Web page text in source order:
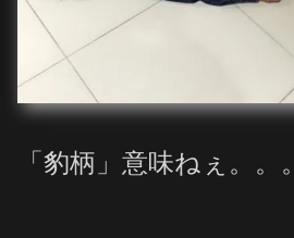
「豹柄」意味ねぇ。。。